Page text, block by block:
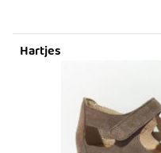
Hartjes